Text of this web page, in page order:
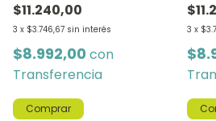
$11.240,00
3 x $3.746,67 sin interés
$8.992,00 con
Transferencia
Comprar
3 x